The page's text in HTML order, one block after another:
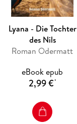
Lyana - Die Tochter
des Nils
Roman Odermatt
eBook epub
2,99 €*